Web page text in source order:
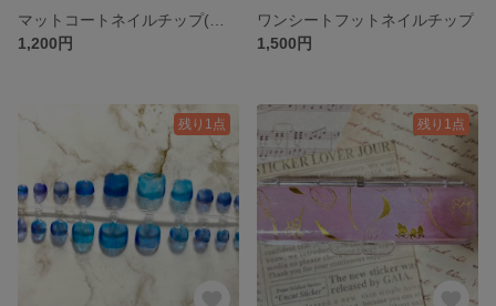
1,200円
ワンシートフットネイルチップ
1,500円
残り1点 残り1点